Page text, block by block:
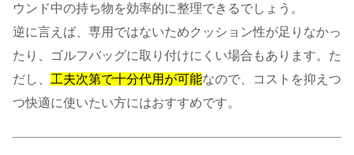
ウンド中の持ち物を効率的に整理できるでしょう。
逆に言えば、専用ではないためクッション性が足りなかっ
たり、ゴルフバッグに取り付けにくい場合もあります。た
だし、 工夫次第で十分代用が可能なので、コストを抑えつ
つ快適に使いたい方にはおすすめです。